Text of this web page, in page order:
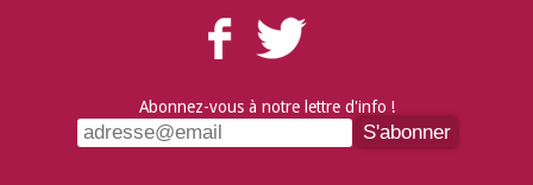
Abonnez-vous à notre lettre d'info !